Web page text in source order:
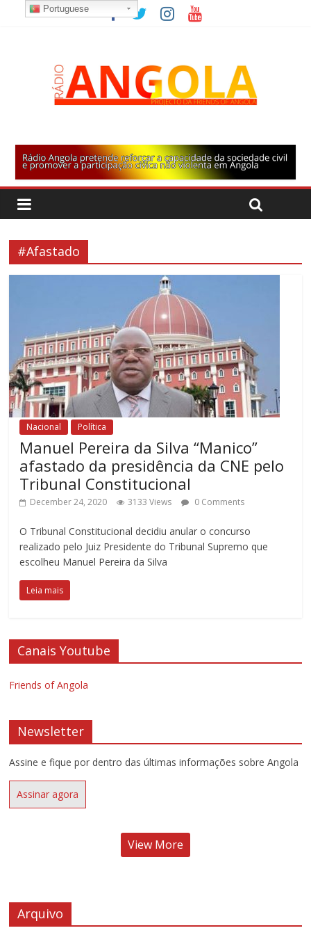
#Afastado
Nacional Política
Manuel Pereira da Silva “Manico”
afastado da presidência da CNE pelo
Tribunal Constitucional
December 24, 2020 3133 Views 0 Comments
O Tribunal Constitucional decidiu anular o concurso
realizado pelo Juiz Presidente do Tribunal Supremo que
escolheu Manuel Pereira da Silva
Leia mais
Canais Youtube
Friends of Angola
Newsletter
Assine e fique por dentro das últimas informações sobre Angola
Assinar agora
View More
Arquivo
Portuguese